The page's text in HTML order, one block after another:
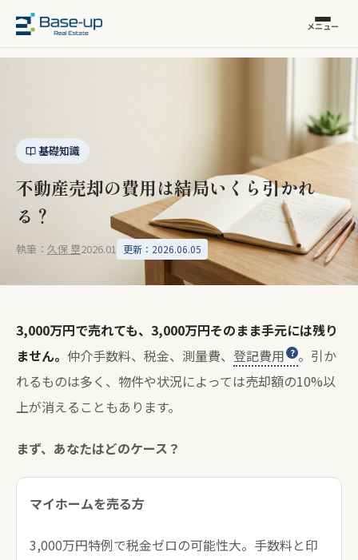
メニュー
福岡市の不動産売却
不動産売却の費用 — 結局いくら引か
れる？
基礎知識
不動産売却の費用は結局いくら引かれ
る？
執筆： 久保 塁2026.01 更新：2026.06.05
3,000万円で売れても、3,000万円そのまま手元には残り
ません。 仲介手数料、税金、測量費、 登記費用
。引か
れるものは多く、物件や状況によっては売却額の10%以
上が消えることもあります。
まず、あなたはどのケース？
マイホームを売る方
3,000万円特例で税金ゼロの可能性大。手数料と印